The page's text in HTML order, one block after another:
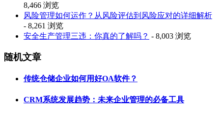
8,466 浏览
风险管理如何运作？从风险评估到风险应对的详细解析
- 8,261 浏览
安全生产管理三违：你真的了解吗？ - 8,003 浏览
随机文章
传统仓储企业如何用好OA软件？
CRM系统发展趋势：未来企业管理的必备工具